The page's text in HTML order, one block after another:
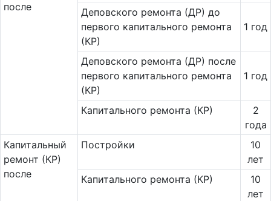
после
Деповского ремонта (ДР) до
первого капитального ремонта
(КР)
1 год
Деповского ремонта (ДР) после
первого капитального ремонта
(КР)
1 год
Капитального ремонта (КР)
2
года
Ка­пи­таль­ный
ремонт (КР)
после
Постройки
10
лет
Капитального ремонта (КР)
10
лет